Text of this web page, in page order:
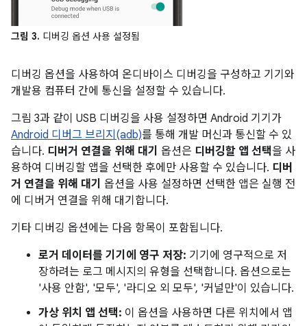
그림 3. 디버깅 옵션 사용 설정됨
디버깅 옵션을 사용하여 온디바이스 디버깅을 구성하고 기기와
개발용 컴퓨터 간에 통신을 설정할 수 있습니다.
그림 3과 같이 USB 디버깅을 사용 설정하면 Android 기기가
Android 디버그 브리지(adb)를 통해 개발 머신과 통신할 수 있
습니다. 디버거 연결을 위해 대기 옵션은 디버깅할 앱 선택을 사
용하여 디버깅할 앱을 선택한 후에만 사용할 수 있습니다. 디버
거 연결을 위해 대기 옵션을 사용 설정하면 선택한 앱은 실행 전
에 디버거 연결을 위해 대기합니다.
기타 디버깅 옵션에는 다음 항목이 포함됩니다.
로거 데이터를 기기에 영구 저장: 기기에 영구적으로 저
장하려는 로그 메시지의 유형을 선택합니다. 옵션으로는
'사용 안함', '모두', '라디오 외 모두', '커널만'이 있습니다.
가상 위치 앱 선택: 이 옵션을 사용하면 다른 위치에서 앱